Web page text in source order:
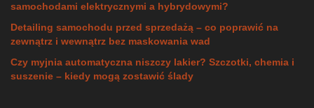
samochodami elektrycznymi a hybrydowymi?
Detailing samochodu przed sprzedażą – co poprawić na
zewnątrz i wewnątrz bez maskowania wad
Czy myjnia automatyczna niszczy lakier? Szczotki, chemia i
suszenie – kiedy mogą zostawić ślady